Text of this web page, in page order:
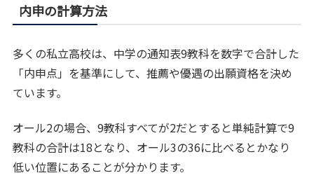
内申の計算方法
多くの私立高校は、中学の通知表9教科を数字で合計した
「内申点」を基準にして、推薦や優遇の出願資格を決め
ています。
オール2の場合、9教科すべてが2だとすると単純計算で9
教科の合計は18となり、オール3の36に比べるとかなり
低い位置にあることが分かります。